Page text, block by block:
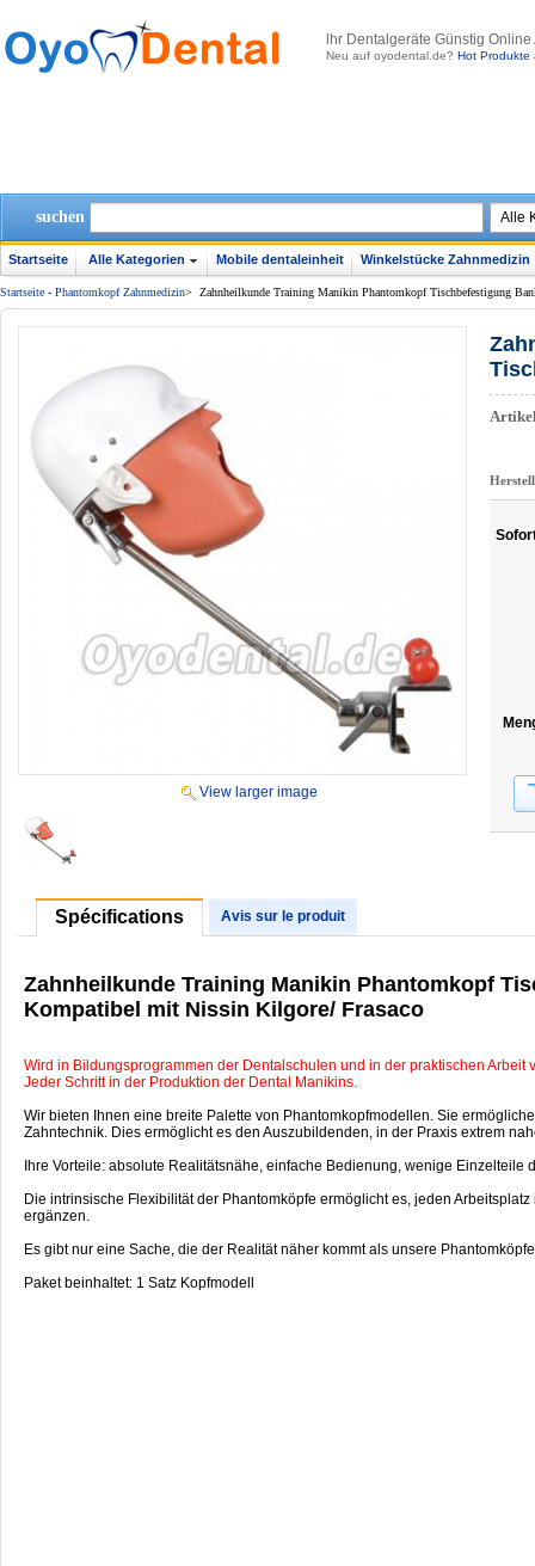
lhr Dentalgeräte Günstig
Neu auf oyodental.de? Hot Produkte
suchen
Startseite Alle Kategorien Mobile dentaleinheit Winkelstücke Zahnmedizin
Startseite - Phantomkopf Zahnmedizin> Zahnheilkunde Training Manikin Phantomkopf Tischbefestigung
View larger image
Spécifications Avis sur le produit
Zahnheilkunde Training Manikin Phantomkopf
Kompatibel mit Nissin Kilgore/ Frasaco
Wird in Bildungsprogrammen der Dentalschulen und in der praktischen Arbeit
Jeder Schritt in der Produktion der Dental Manikins.
Wir bieten Ihnen eine breite Palette von Phantomkopfmodellen. Sie
Zahntechnik. Dies ermöglicht es den Auszubildenden, in der Praxis extrem
Ihre Vorteile: absolute Realitätsnähe, einfache Bedienung, wenige Einzelteile
Die intrinsische Flexibilität der Phantomköpfe ermöglicht es, jeden
ergänzen.
Es gibt nur eine Sache, die der Realität näher kommt als unsere
Paket beinhaltet: 1 Satz Kopfmodell